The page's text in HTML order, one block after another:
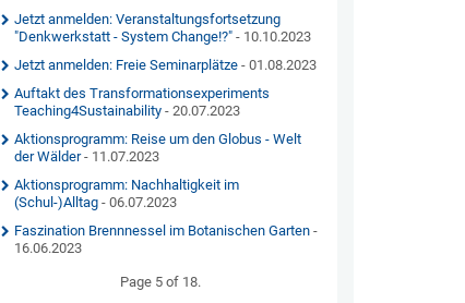
Jetzt anmelden: Veranstaltungsfortsetzung
"Denkwerkstatt - System Change!?"- 10.10.2023
Jetzt anmelden: Freie Seminarplätze- 01.08.2023
Auftakt des Transformationsexperiments
Teaching4Sustainability- 20.07.2023
Aktionsprogramm: Reise um den Globus - Welt
der Wälder- 11.07.2023
Aktionsprogramm: Nachhaltigkeit im
(Schul-)Alltag- 06.07.2023
Faszination Brennnessel im Botanischen Garten-
16.06.2023
Page 5 of 18.